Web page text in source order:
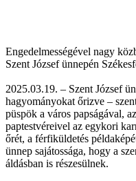
Engedelmességével nagy
Szent József ünnepén
2025.03.19. – Szent József
hagyományokat őrizve –
püspök a város papságával,
paptestvéreivel az egykori
őrét, a férfiküldetés
ünnep sajátossága, hogy a
áldásban is részesülnek.